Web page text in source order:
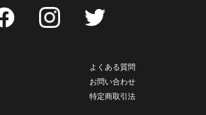
よくある質問
お問い合わせ
特定商取引法